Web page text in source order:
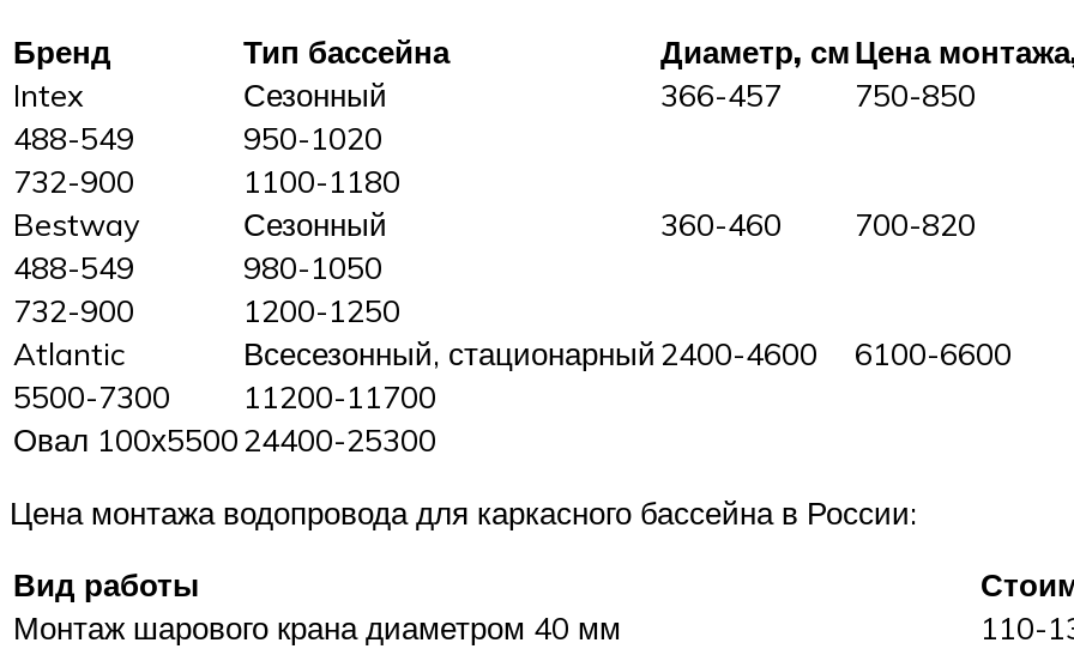
Бренд
Тип бассейна Диаметр, смЦена
Intex
Сезонный 366-457
750-850
488-549
950-1020
732-900
1100-1180
Bestway
Сезонный 360-460
700-820
488-549
980-1050
732-900
1200-1250
Atlantic
Всесезонный, стационарный 2400-4600
6100-6600
5500-7300
11200-11700
Овал 100х550024400-25300
Цена монтажа водопровода для каркасного бассейна в России:
Вид работы
Монтаж шарового крана диаметром 40 мм
110-